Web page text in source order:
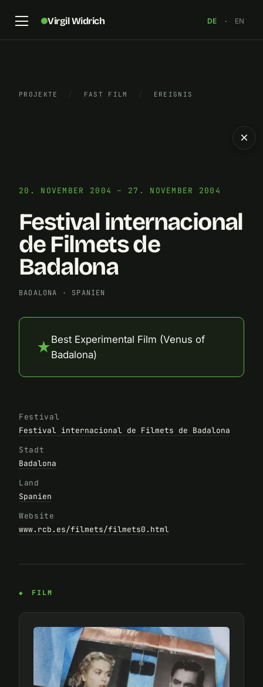
Virgil Widrich DE · EN
PROJEKTE / FAST FILM / EREIGNIS
20. NOVEMBER 2004 – 27. NOVEMBER 2004
Festival internacional
de Filmets de
Badalona
BADALONA · SPANIEN
★Best Experimental Film (Venus of
Badalona)
Festival
Festival internacional de Filmets de Badalona
Stadt
Badalona
Land
Spanien
Website
www.rcb.es/filmets/filmets0.html
FILM
×